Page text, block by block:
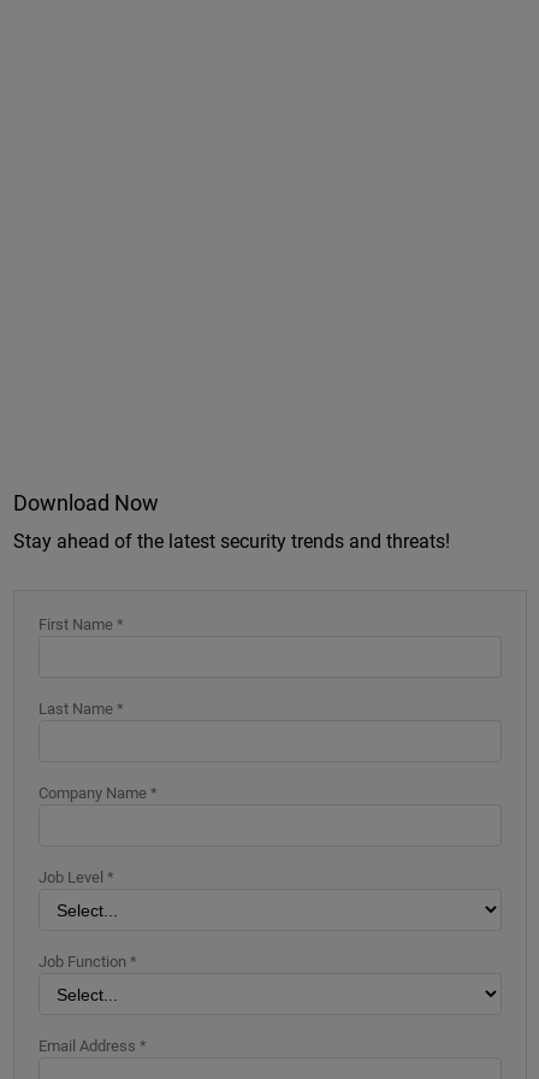
Download Now
Stay ahead of the latest security trends and threats!
First Name *
Last Name *
Company Name *
Job Level *
Job Function *
Email Address *